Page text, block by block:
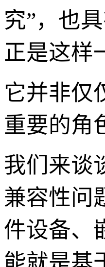
究”，也
正是这样
它并非仅
重要的角
我们来谈
兼容性问
件设备、